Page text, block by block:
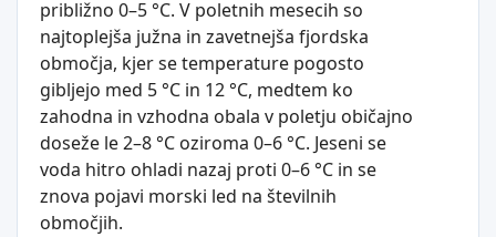
približno 0–5 °C. V poletnih mesecih so
najtoplejša južna in zavetnejša fjordska
območja, kjer se temperature pogosto
gibljejo med 5 °C in 12 °C, medtem ko
zahodna in vzhodna obala v poletju običajno
doseže le 2–8 °C oziroma 0–6 °C. Jeseni se
voda hitro ohladi nazaj proti 0–6 °C in se
znova pojavi morski led na številnih
območjih.